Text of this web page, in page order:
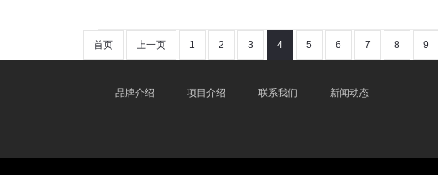
首页 上一页 1 2 3 4 5 6 7 8 9
品牌介绍 项目介绍 联系我们 新闻动态